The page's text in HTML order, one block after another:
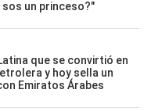
un princeso?"
que se convirtió en
y hoy sella un
Emiratos Árabes